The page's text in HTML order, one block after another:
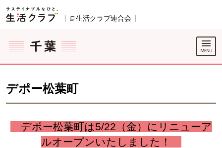
ページの先頭です。
生活クラブ連合会
デポー松葉町
デポー松葉町は5/22（金）にリニューア
ルオープンいたしました！